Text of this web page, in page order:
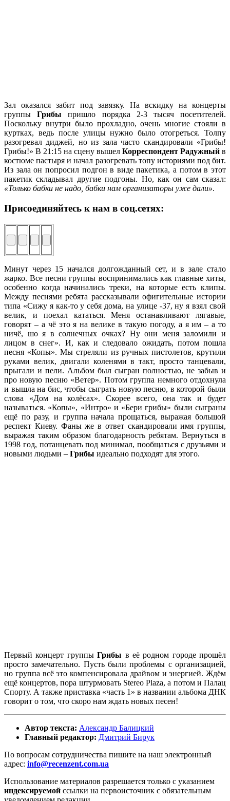
Зал оказался забит под завязку. На вскидку на концерты
группыГрибы пришло порядка 2-3 тысяч посетителей.
Поскольку внутри было прохладно, очень многие стояли в
куртках, ведь после улицы нужно было отогреться. Толпу
разогревал диджей, но из зала часто скандировали «Грибы!
Грибы!» В 21:15 на сцену вышел Корреспондент Радужный в
костюме пастыря и начал разогревать топу историями под бит.
Из зала он попросил подгон в виде пакетика, а потом в этот
пакетик складывал другие подгоны. Но, как он сам сказал:
«Только бабки не надо, бабки нам организаторы уже дали».
Присоединяйтесь к нам в соц.сетях:
Минут через 15 начался долгожданный сет, и в зале стало
жарко. Все песни группы воспринимались как главные хиты,
особенно когда начинались треки, на которые есть клипы.
Между песнями ребята рассказывали офигительные истории
типа «Сижу я как-то у себя дома, на улице -37, ну я взял свой
велик, и поехал кататься. Меня останавливают лягавые,
говорят – а чё это я на велике в такую погоду, а я им – а то
ничё, шо я в солнечных очках? Ну они меня заломили и
лицом в снег». И, как и следовало ожидать, потом пошла
песня «Копы». Мы стреляли из ручных пистолетов, крутили
руками велик, двигали коленями в такт, просто танцевали,
прыгали и пели. Альбом был сыгран полностью, не забыв и
про новую песню «Ветер». Потом группа немного отдохнула
и вышла на бис, чтобы сыграть новую песню, в которой были
слова «Дом на колёсах». Скорее всего, она так и будет
называться. «Копы», «Интро» и «Бери грибы» были сыграны
ещё по разу, и группа начала прощаться, выражая большой
респект Киеву. Фаны же в ответ скандировали имя группы,
выражая таким образом благодарность ребятам. Вернуться в
1998 год, потанцевать под минимал, пообщаться с друзьями и
новыми людьми – Грибы идеально подходят для этого.
Первый концерт группыГрибы в её родном городе прошёл
просто замечательно. Пусть были проблемы с организацией,
но группа всё это компенсировала драйвом и энергией. Ждём
ещё концертов, пора штурмовать Stereo Plaza, а потом и Палац
Спорту. А также приставка «часть 1» в названии альбома ДНК
говорит о том, что скоро нам ждать новых песен!
Автор текста: Александр Балицкий
Главный редактор: Дмитрий Бирук
По вопросам сотрудничества пишите на наш электронный
адрес: info@recenzent.com.ua
Использование материалов разрешается только с указанием
индексируемой ссылки на первоисточник с обязательным